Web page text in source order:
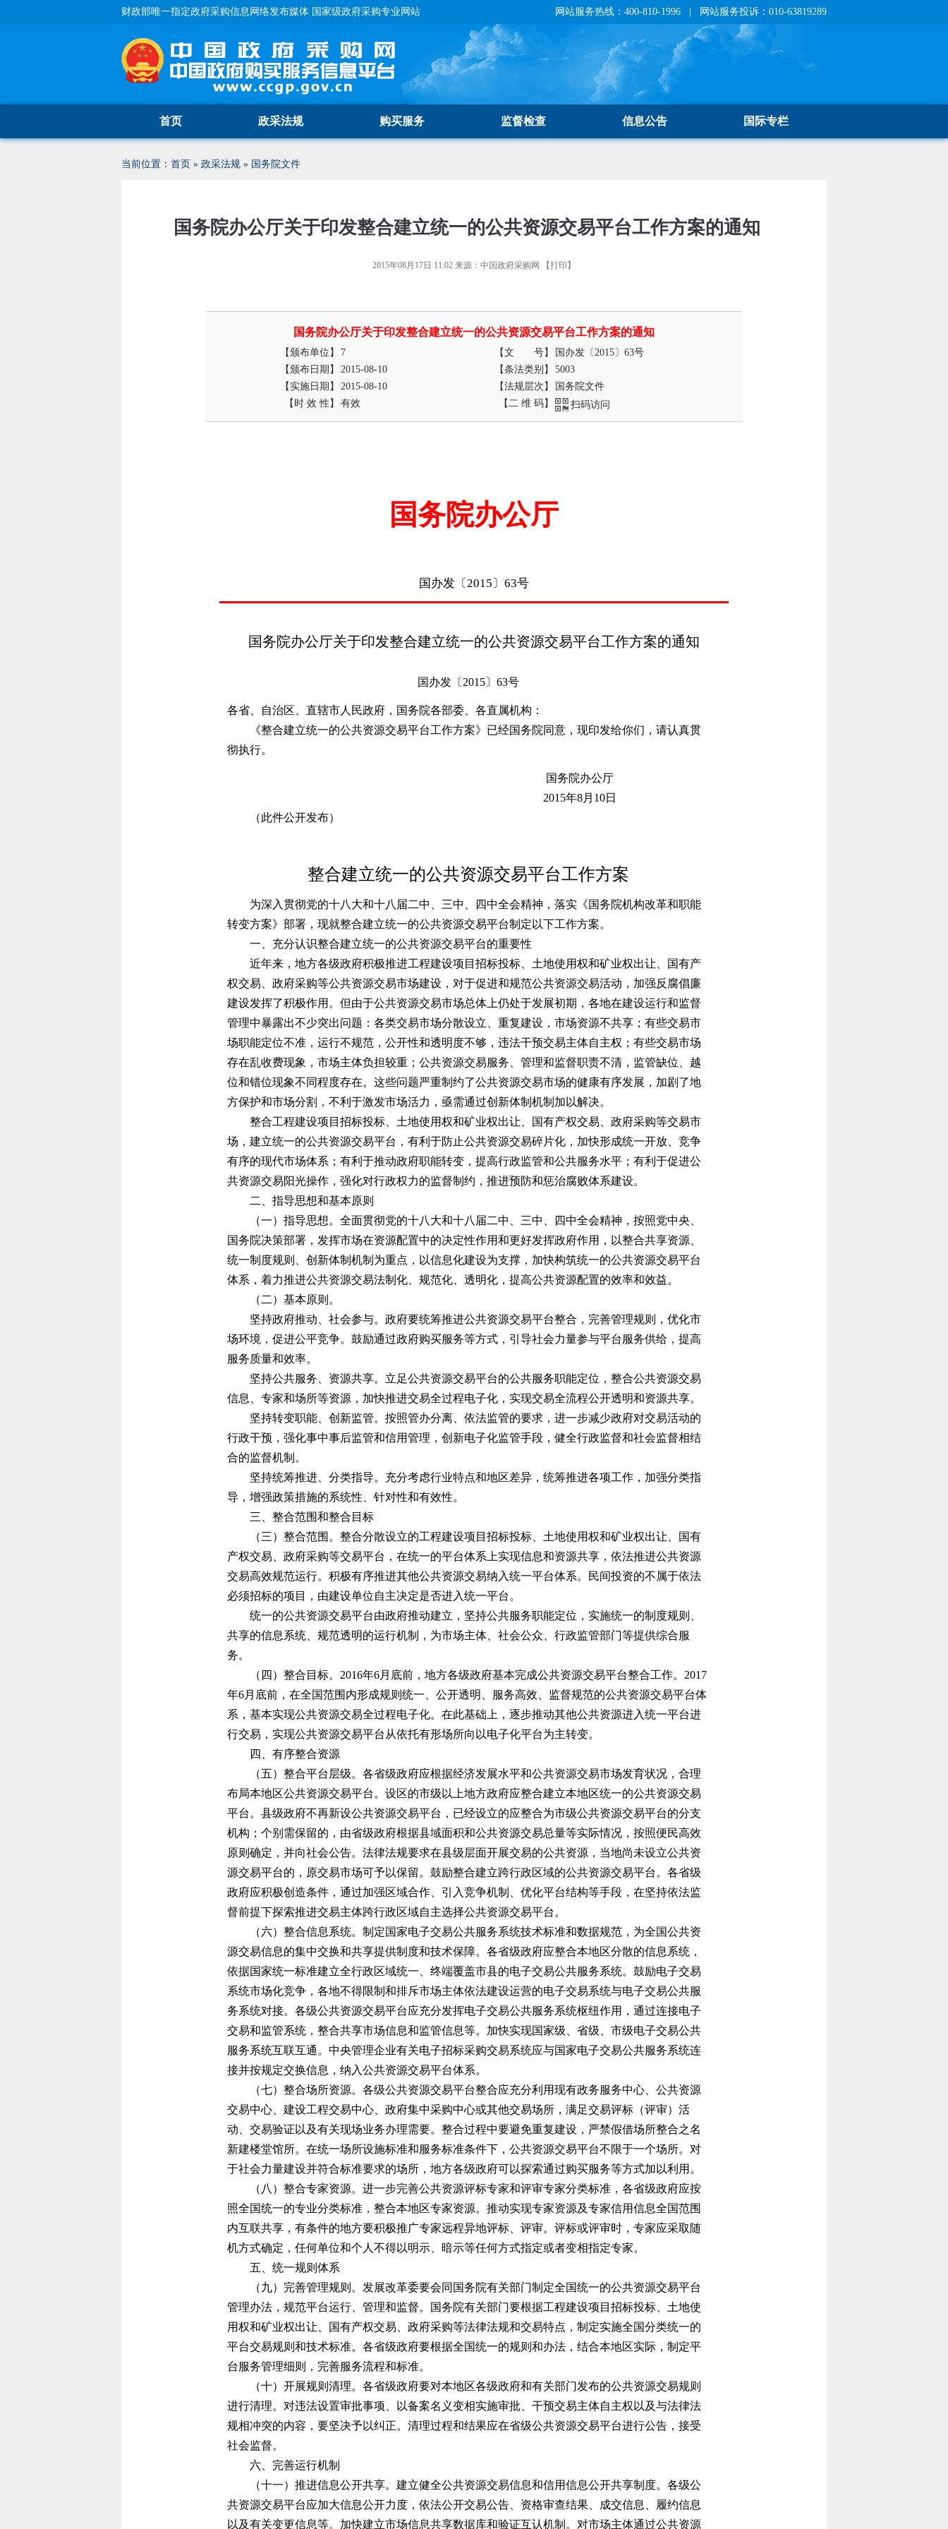
财政部唯一指定政府采购信息网络发布媒体 国家级政府采购专业网站 网站服务热线：400-810-1996 | 网站服务投诉：010-63819289
首页 政采法规 购买服务 监督检查 信息公告 国际专栏
当前位置： 首页 » 政采法规 » 国务院文件
国务院办公厅关于印发整合建立统一的公共资源交易平台工作方案的通知
2015年08月17日 11:02 来源： 中国政府采购网 【打印 】
国务院办公厅关于印发整合建立统一的公共资源交易平台工作方案的通知
【颁布单位】 7 【文 号】
国办发〔2015〕63号
【颁布日期】
2015-08-10 【条法类别】
5003
【实施日期】
2015-08-10 【法规层次】
国务院文件
【时 效 性】
有效 【二 维 码】 扫码访问
国务院办公厅
国办发〔2015〕63号
国务院办公厅关于印发整合建立统一的公共资源交易平台工作方案的通知
国办发〔2015〕63号
各省、自治区、直辖市人民政府，国务院各部委、各直属机构：
《整合建立统一的公共资源交易平台工作方案》已经国务院同意，现印发给你们，请认真贯
彻执行。
国务院办公厅
2015年8月10日
（此件公开发布）
整合建立统一的公共资源交易平台工作方案
为深入贯彻党的十八大和十八届二中、三中、四中全会精神，落实《国务院机构改革和职能
转变方案》部署，现就整合建立统一的公共资源交易平台制定以下工作方案。
一、充分认识整合建立统一的公共资源交易平台的重要性
近年来，地方各级政府积极推进工程建设项目招标投标、土地使用权和矿业权出让、国有产
权交易、政府采购等公共资源交易市场建设，对于促进和规范公共资源交易活动，加强反腐倡廉
建设发挥了积极作用。但由于公共资源交易市场总体上仍处于发展初期，各地在建设运行和监督
管理中暴露出不少突出问题：各类交易市场分散设立、重复建设，市场资源不共享；有些交易市
场职能定位不准，运行不规范，公开性和透明度不够，违法干预交易主体自主权；有些交易市场
存在乱收费现象，市场主体负担较重；公共资源交易服务、管理和监督职责不清，监管缺位、越
位和错位现象不同程度存在。这些问题严重制约了公共资源交易市场的健康有序发展，加剧了地
方保护和市场分割，不利于激发市场活力，亟需通过创新体制机制加以解决。
整合工程建设项目招标投标、土地使用权和矿业权出让、国有产权交易、政府采购等交易市
场，建立统一的公共资源交易平台，有利于防止公共资源交易碎片化，加快形成统一开放、竞争
有序的现代市场体系；有利于推动政府职能转变，提高行政监管和公共服务水平；有利于促进公
共资源交易阳光操作，强化对行政权力的监督制约，推进预防和惩治腐败体系建设。
二、指导思想和基本原则
（一）指导思想。 全面贯彻党的十八大和十八届二中、三中、四中全会精神，按照党中央、
国务院决策部署，发挥市场在资源配置中的决定性作用和更好发挥政府作用，以整合共享资源、
统一制度规则、创新体制机制为重点，以信息化建设为支撑，加快构筑统一的公共资源交易平台
体系，着力推进公共资源交易法制化、规范化、透明化，提高公共资源配置的效率和效益。
（二）基本原则。
坚持政府推动、社会参与。 政府要统筹推进公共资源交易平台整合，完善管理规则，优化市
场环境，促进公平竞争。鼓励通过政府购买服务等方式，引导社会力量参与平台服务供给，提高
服务质量和效率。
坚持公共服务、资源共享。 立足公共资源交易平台的公共服务职能定位，整合公共资源交易
信息、专家和场所等资源，加快推进交易全过程电子化，实现交易全流程公开透明和资源共享。
坚持转变职能、创新监管。 按照管办分离、依法监管的要求，进一步减少政府对交易活动的
行政干预，强化事中事后监管和信用管理，创新电子化监管手段，健全行政监督和社会监督相结
合的监督机制。
坚持统筹推进、分类指导。 充分考虑行业特点和地区差异，统筹推进各项工作，加强分类指
导，增强政策措施的系统性、针对性和有效性。
三、整合范围和整合目标
（三）整合范围。 整合分散设立的工程建设项目招标投标、土地使用权和矿业权出让、国有
产权交易、政府采购等交易平台，在统一的平台体系上实现信息和资源共享，依法推进公共资源
交易高效规范运行。积极有序推进其他公共资源交易纳入统一平台体系。民间投资的不属于依法
必须招标的项目，由建设单位自主决定是否进入统一平台。
统一的公共资源交易平台由政府推动建立，坚持公共服务职能定位，实施统一的制度规则、
共享的信息系统、规范透明的运行机制，为市场主体、社会公众、行政监管部门等提供综合服
务。
（四）整合目标。 2016年6月底前，地方各级政府基本完成公共资源交易平台整合工作。2017
年6月底前，在全国范围内形成规则统一、公开透明、服务高效、监督规范的公共资源交易平台体
系，基本实现公共资源交易全过程电子化。在此基础上，逐步推动其他公共资源进入统一平台进
行交易，实现公共资源交易平台从依托有形场所向以电子化平台为主转变。
四、有序整合资源
（五）整合平台层级。 各省级政府应根据经济发展水平和公共资源交易市场发育状况，合理
布局本地区公共资源交易平台。设区的市级以上地方政府应整合建立本地区统一的公共资源交易
平台。县级政府不再新设公共资源交易平台，已经设立的应整合为市级公共资源交易平台的分支
机构；个别需保留的，由省级政府根据县域面积和公共资源交易总量等实际情况，按照便民高效
原则确定，并向社会公告。法律法规要求在县级层面开展交易的公共资源，当地尚未设立公共资
源交易平台的，原交易市场可予以保留。鼓励整合建立跨行政区域的公共资源交易平台。各省级
政府应积极创造条件，通过加强区域合作、引入竞争机制、优化平台结构等手段，在坚持依法监
督前提下探索推进交易主体跨行政区域自主选择公共资源交易平台。
（六）整合信息系统。 制定国家电子交易公共服务系统技术标准和数据规范，为全国公共资
源交易信息的集中交换和共享提供制度和技术保障。各省级政府应整合本地区分散的信息系统，
依据国家统一标准建立全行政区域统一、终端覆盖市县的电子交易公共服务系统。鼓励电子交易
系统市场化竞争，各地不得限制和排斥市场主体依法建设运营的电子交易系统与电子交易公共服
务系统对接。各级公共资源交易平台应充分发挥电子交易公共服务系统枢纽作用，通过连接电子
交易和监管系统，整合共享市场信息和监管信息等。加快实现国家级、省级、市级电子交易公共
服务系统互联互通。中央管理企业有关电子招标采购交易系统应与国家电子交易公共服务系统连
接并按规定交换信息，纳入公共资源交易平台体系。
（七）整合场所资源。 各级公共资源交易平台整合应充分利用现有政务服务中心、公共资源
交易中心、建设工程交易中心、政府集中采购中心或其他交易场所，满足交易评标（评审）活
动、交易验证以及有关现场业务办理需要。整合过程中要避免重复建设，严禁假借场所整合之名
新建楼堂馆所。在统一场所设施标准和服务标准条件下，公共资源交易平台不限于一个场所。对
于社会力量建设并符合标准要求的场所，地方各级政府可以探索通过购买服务等方式加以利用。
（八）整合专家资源。 进一步完善公共资源评标专家和评审专家分类标准，各省级政府应按
照全国统一的专业分类标准，整合本地区专家资源。推动实现专家资源及专家信用信息全国范围
内互联共享，有条件的地方要积极推广专家远程异地评标、评审。评标或评审时，专家应采取随
机方式确定，任何单位和个人不得以明示、暗示等任何方式指定或者变相指定专家。
五、统一规则体系
（九）完善管理规则。 发展改革委要会同国务院有关部门制定全国统一的公共资源交易平台
管理办法，规范平台运行、管理和监督。国务院有关部门要根据工程建设项目招标投标、土地使
用权和矿业权出让、国有产权交易、政府采购等法律法规和交易特点，制定实施全国分类统一的
平台交易规则和技术标准。各省级政府要根据全国统一的规则和办法，结合本地区实际，制定平
台服务管理细则，完善服务流程和标准。
（十）开展规则清理。 各省级政府要对本地区各级政府和有关部门发布的公共资源交易规则
进行清理。对违法设置审批事项、以备案名义变相实施审批、干预交易主体自主权以及与法律法
规相冲突的内容，要坚决予以纠正。清理过程和结果应在省级公共资源交易平台进行公告，接受
社会监督。
六、完善运行机制
（十一）推进信息公开共享。 建立健全公共资源交易信息和信用信息公开共享制度。各级公
共资源交易平台应加大信息公开力度，依法公开交易公告、资格审查结果、成交信息、履约信息
以及有关变更信息等。加快建立市场信息共享数据库和验证互认机制。对市场主体通过公共资源